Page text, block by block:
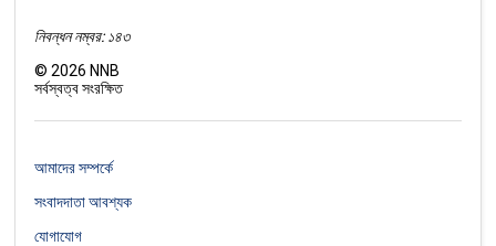
নিবন্ধন নম্বর: ১৪৩
©2026 NNB
সর্বস্বত্ব সংরক্ষিত
আমাদের সম্পর্কে
সংবাদদাতা আবশ্যক
যোগাযোগ